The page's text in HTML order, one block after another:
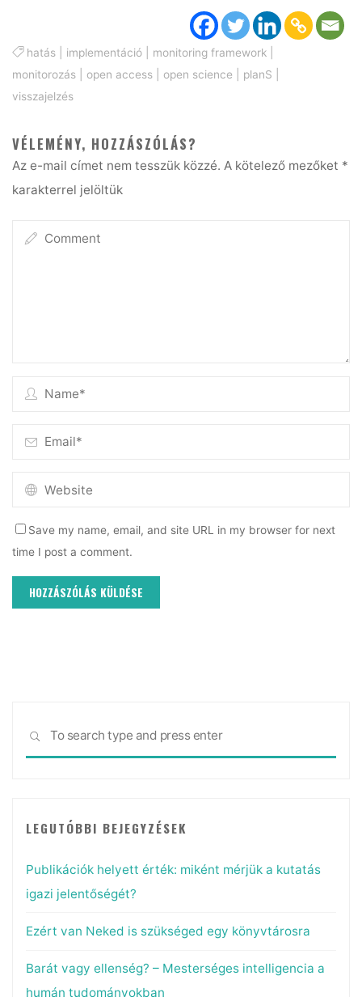
hatás implementáció monitoring framework
monitorozás
open access open science planS
visszajelzés
VÉLEMÉNY, HOZZÁSZÓLÁS?
Az e-mail címet nem tesszük közzé. A kötelező mezőket *
karakterrel jelöltük
Save my name, email, and site URL in my browser for next
time I post a comment.
SEARCH
LEGUTÓBBI BEJEGYZÉSEK
Publikációk helyett érték: miként mérjük a kutatás
igazi jelentőségét?
Ezért van Neked is szükséged egy könyvtárosra
Barát vagy ellenség? – Mesterséges intelligencia a
humán tudományokban